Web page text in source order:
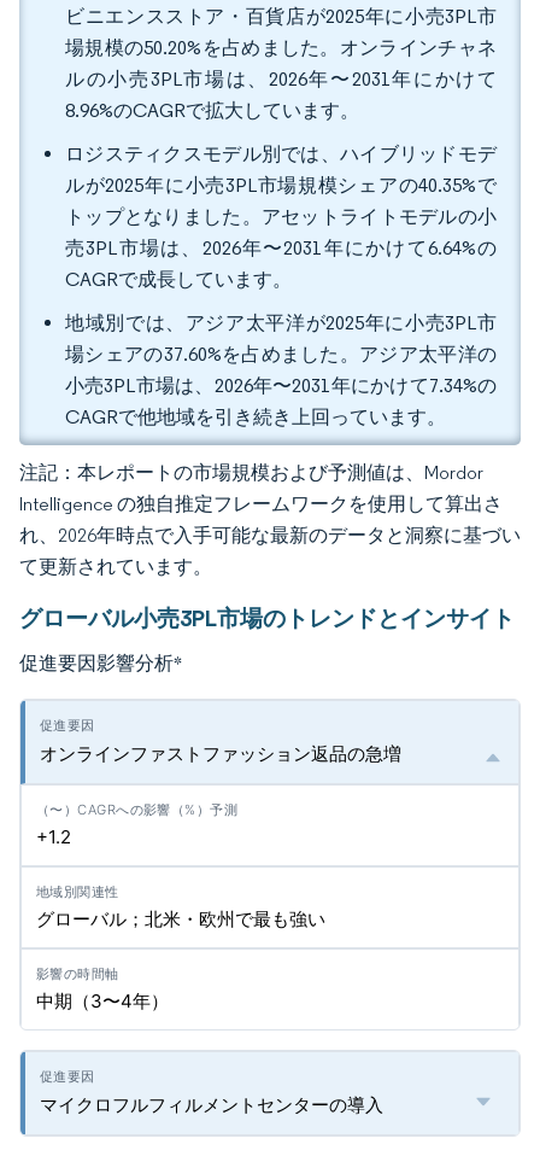
ビニエンスストア・百貨店が2025年に小売3PL市
場規模の50.20%を占めました。オンラインチャネ
ルの小売3PL市場は、2026年〜2031年にかけて
8.96%のCAGRで拡大しています。
ロジスティクスモデル別では、ハイブリッドモデ
ルが2025年に小売3PL市場規模シェアの40.35%で
トップとなりました。アセットライトモデルの小
売3PL市場は、2026年〜2031年にかけて6.64%の
CAGRで成長しています。
地域別では、アジア太平洋が2025年に小売3PL市
場シェアの37.60%を占めました。アジア太平洋の
小売3PL市場は、2026年〜2031年にかけて7.34%の
CAGRで他地域を引き続き上回っています。
注記：本レポートの市場規模および予測値は、Mordor
Intelligence の独自推定フレームワークを使用して算出さ
れ、2026年時点で入手可能な最新のデータと洞察に基づい
て更新されています。
グローバル小売3PL市場のトレンドとインサイト
促進要因影響分析*
オンラインファストファッション返品の急増
+1.2
グローバル；北米・欧州で最も強い
中期（3〜4年）
マイクロフルフィルメントセンターの導入